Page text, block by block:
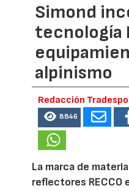
Simond
tecnología
alpinismo
Redacción
8846
La marca de
reflectores RECCO